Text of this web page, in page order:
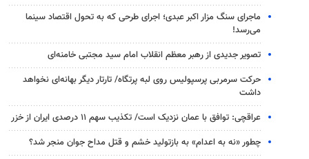
ماجرای سنگ مزار اکبر عبدی؛ اجرای طرحی که به تحول اقتصاد سینما
می‌رسد!
تصویر جدیدی از رهبر معظم انقلاب امام سید مجتبی خامنه‌ای
حرکت سرمربی پرسپولیس روی لبه پرتگاه/ تارتار دیگر بهانه‌ای نخواهد
داشت
عراقچی: توافق با عمان نزدیک است/ تکذیب سهم ۱۱ درصدی ایران از خزر
چطور «نه به اعدام» به بازتولید خشم و قتل مداح جوان منجر شد؟